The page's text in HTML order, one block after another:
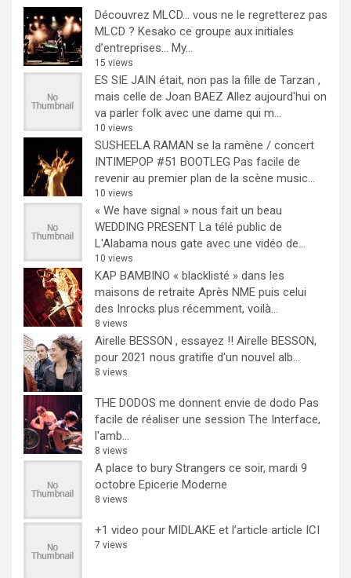
Découvrez MLCD… vous ne le regretterez pas
MLCD ? Kesako ce groupe aux initiales
d’entreprises… My...
15 views
ES SIE JAIN était, non pas la fille de Tarzan ,
mais celle de Joan BAEZ Allez aujourd'hui on
va parler folk avec une dame qui m...
10 views
SUSHEELA RAMAN se la ramène / concert
INTIMEPOP #51 BOOTLEG Pas facile de
revenir au premier plan de la scène music...
10 views
« We have signal » nous fait un beau
WEDDING PRESENT La télé public de
L'Alabama nous gate avec une vidéo de...
10 views
KAP BAMBINO « blacklisté » dans les
maisons de retraite Après NME puis celui
des Inrocks plus récemment, voilà...
8 views
Airelle BESSON , essayez !! Airelle BESSON,
pour 2021 nous gratifie d'un nouvel alb...
8 views
THE DODOS me donnent envie de dodo Pas
facile de réaliser une session The Interface,
l'amb...
8 views
A place to bury Strangers ce soir, mardi 9
octobre Epicerie Moderne
8 views
+1 video pour MIDLAKE et l’article article ICI
7 views